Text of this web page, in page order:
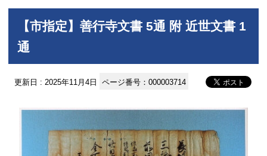
【市指定】善行寺文書 5通 附 近世文書 1
通
更新日 : 2025年11月4日 ページ番号：000003714